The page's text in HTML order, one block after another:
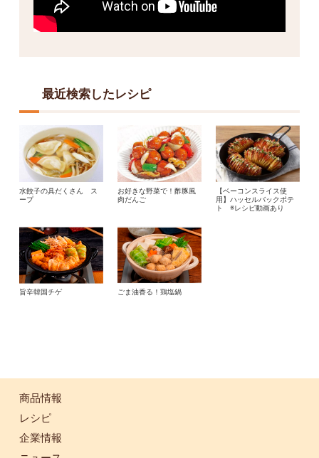
最近検索したレシピ
水餃子の具だくさん ス
ープ
お好きな野菜で！酢豚風
肉だんご
【ベーコンスライス使
用】ハッセルバックポテ
ト ※レシピ動画あり
旨辛韓国チゲ ごま油香る！鶏塩鍋
商品情報
レシピ
企業情報